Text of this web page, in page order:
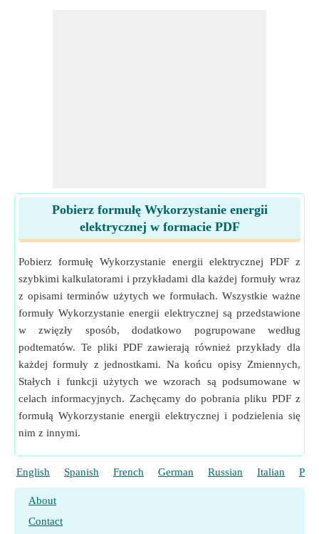
Pobierz formułę Wykorzystanie energii
elektrycznej w formacie PDF
Pobierz formułę Wykorzystanie energii elektrycznej PDF z
szybkimi kalkulatorami i przykładami dla każdej formuły wraz
z opisami terminów użytych we formułach. Wszystkie ważne
formuły Wykorzystanie energii elektrycznej są przedstawione
w zwięzły sposób, dodatkowo pogrupowane według
podtematów. Te pliki PDF zawierają również przykłady dla
każdej formuły z jednostkami. Na końcu opisy Zmiennych,
Stałych i funkcji użytych we wzorach są podsumowane w
celach informacyjnych. Zachęcamy do pobrania pliku PDF z
formułą Wykorzystanie energii elektrycznej i podzielenia się
nim z innymi.
English Spanish French German Russian Italian
About
Contact